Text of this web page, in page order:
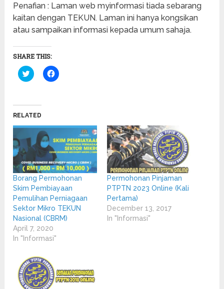
Penafian : Laman web myinformasi tiada sebarang
kaitan dengan TEKUN. Laman ini hanya kongsikan
atau sampaikan informasi kepada umum sahaja.
SHARE THIS:
Click
to
(Opens
in
new
window)
Click
to
window)
RELATED
Borang Permohonan
Skim Pembiayaan
Pemulihan Perniagaan
Sektor Mikro TEKUN
Nasional (CBRM)
April 7, 2020
In "Informasi"
Permohonan Pinjaman
PTPTN 2023 Online (Kali
Pertama)
December 13, 2017
In "Informasi"